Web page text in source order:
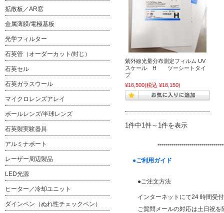
紫外線光量分布測定フィルム UV
スケール H ツーシートタイ
プ
¥16,500(税込 ¥18,150)
1件中1件～1件を表示
●ご利用ガイド
●ご注文方法
インターネットにて24 時間受
ご質問メールの対応は土日祝
拡散板／AR窓
金属薄膜/電極基板
光学フィルター
石英管（オーダーカット/封じ）
石英セル
石英ガラスウール
マイクロレンズアレイ
ボールレンズ/半球レンズ
石英製実験器具
アルミナボート
レーザー周辺製品
LED光源
ヒーター／冷却ユニット
ダインペン（ぬれ性チェックペン）